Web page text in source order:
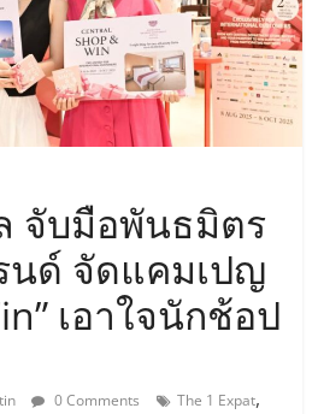
จับมือพันธมิตร
นด์ จัดแคมเปญ
เอาใจนักช้อป
0 Comments The 1 Expat,